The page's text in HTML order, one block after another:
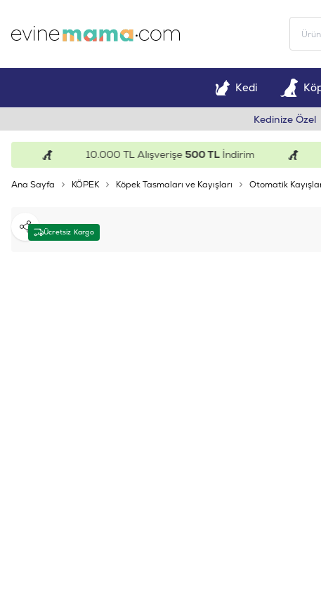
Kedi
Kedinize Özel
10.000 TL Alışverişe500 TLİndirim
Ana Sayfa KÖPEK Köpek Tasmaları ve Kayışları Otomatik
Ücretsiz Kargo
Paylaş